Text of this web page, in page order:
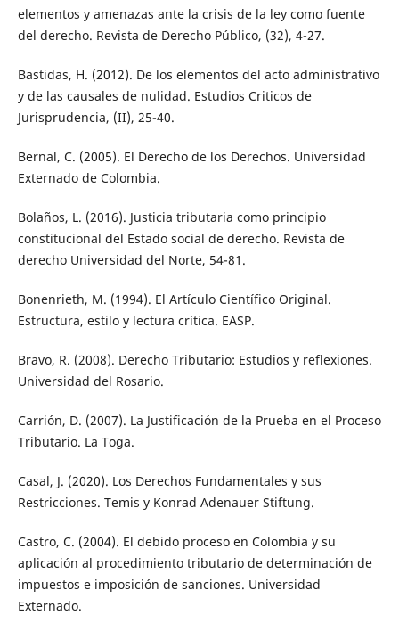
elementos y amenazas ante la crisis de la ley como fuente
del derecho. Revista de Derecho Público, (32), 4-27.
Bastidas, H. (2012). De los elementos del acto administrativo
y de las causales de nulidad. Estudios Criticos de
Jurisprudencia, (II), 25-40.
Bernal, C. (2005). El Derecho de los Derechos. Universidad
Externado de Colombia.
Bolaños, L. (2016). Justicia tributaria como principio
constitucional del Estado social de derecho. Revista de
derecho Universidad del Norte, 54-81.
Bonenrieth, M. (1994). El Artículo Científico Original.
Estructura, estilo y lectura crítica. EASP.
Bravo, R. (2008). Derecho Tributario: Estudios y reflexiones.
Universidad del Rosario.
Carrión, D. (2007). La Justificación de la Prueba en el Proceso
Tributario. La Toga.
Casal, J. (2020). Los Derechos Fundamentales y sus
Restricciones. Temis y Konrad Adenauer Stiftung.
Castro, C. (2004). El debido proceso en Colombia y su
aplicación al procedimiento tributario de determinación de
impuestos e imposición de sanciones. Universidad
Externado.